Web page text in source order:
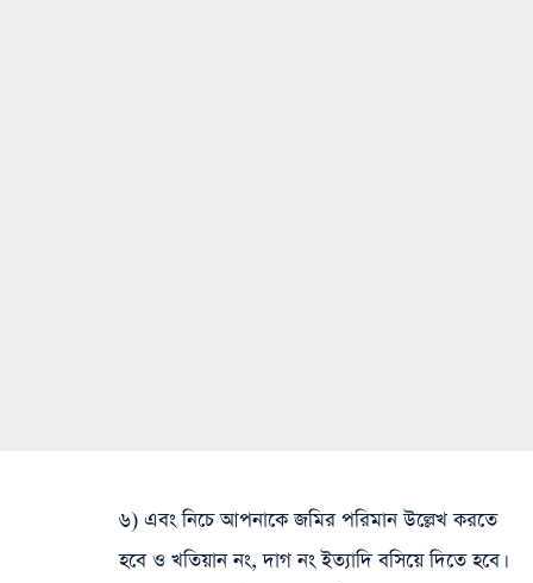
৬) এবং নিচে আপনাকে জমির পরিমান উল্লেখ করতে
হবে ও খতিয়ান নং, দাগ নং ইত্যাদি বসিয়ে দিতে হবে।